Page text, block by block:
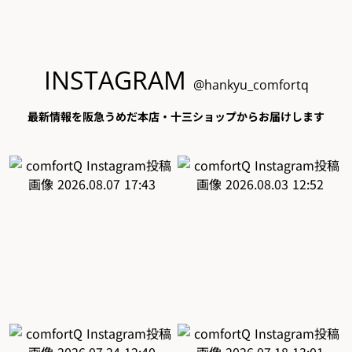
INSTAGRAM @hankyu_comfortq
最新情報を阪急うめだ本店・十三ショップからお届けします